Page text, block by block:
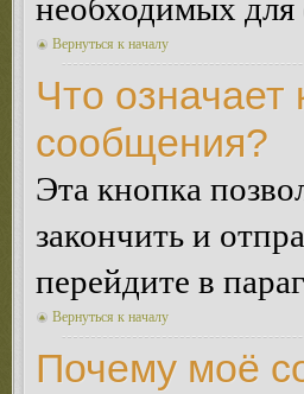
необходимых
Вернуться к началу
Что означает
сообщения?
Эта кнопка
закончить и
перейдите в
Вернуться к началу
Почему моё